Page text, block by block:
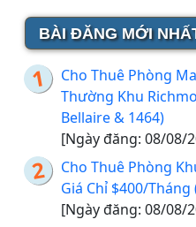
BÀI ĐĂNG MỚI
Cho Thuê Phòng
Thường Khu
Bellaire & 1464)
[Ngày đăng: 08/08/
Cho Thuê Phòng
Giá Chỉ $400/
[Ngày đăng: 08/08/